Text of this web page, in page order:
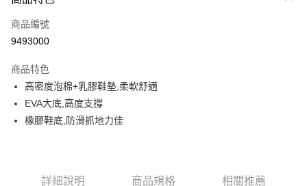
Apple Pay
悠遊付
大哥付你分期
相關說明
成交易。
【關於「AFTEE先享後付」】
商品編號
9493000
商品特色
高密度泡棉+乳膠鞋墊,柔軟舒適
EVA大底,高度支撐
橡膠鞋底,防滑抓地力佳
詳細說明 商品規格 相關推薦